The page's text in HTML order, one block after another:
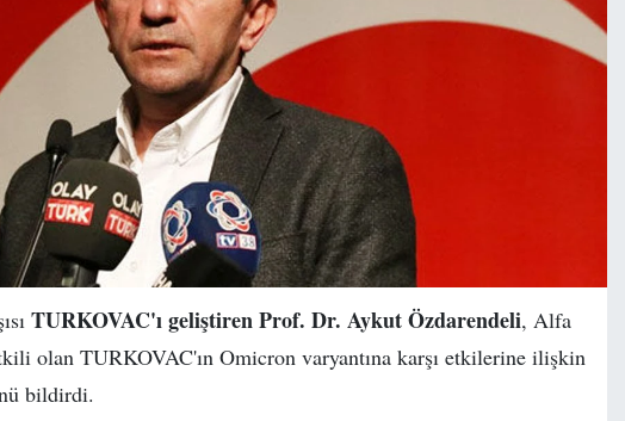
TURKOVAC'ı geliştiren Prof. Dr. Aykut Özdarendeli, Alfa
olan TURKOVAC'ın Omicron varyantına karşı etkilerine ilişkin
bildirdi.